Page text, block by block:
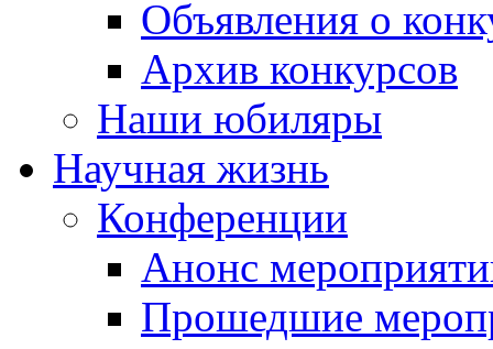
Объявления о
Архив конкурсов
Наши юбиляры
Научная жизнь
Конференции
Анонс
Прошедшие